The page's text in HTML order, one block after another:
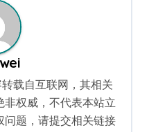
转载自互联网，其相关
权威，不代表本站立
问题，请提交相关链接